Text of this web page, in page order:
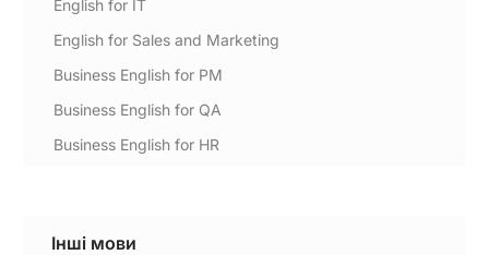
English for IT
English for Sales and Marketing
Business English for PM
Business English for QA
Business English for HR
Інші мови